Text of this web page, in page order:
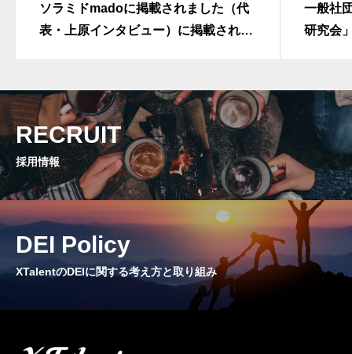
ソラミドmadoに掲載されました（代
表・上原インタビュー）に掲載されま
一般社
研究会
RECRUIT
採用情報
DEI Policy
XTalentのDEIに関する考え方と取り組み